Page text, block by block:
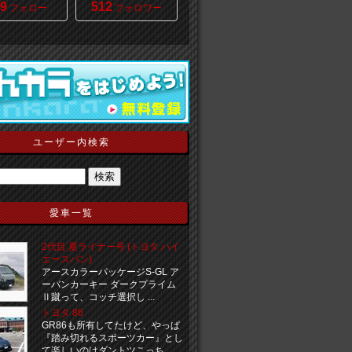
フォロー 512 フォロワー
ユーザー内検索
愛車一覧
2代目 夏ライナー号 (トヨタ ハイ
エースバン)
アースカラーパッケージS-GL ア
ーバンカーキー ダークプライム
Ⅱ蹴って、コッチ選択し ...
トヨタ 86
GR86も所有してたけど、やっぱ
『踏み切れるスポーツカー』とし